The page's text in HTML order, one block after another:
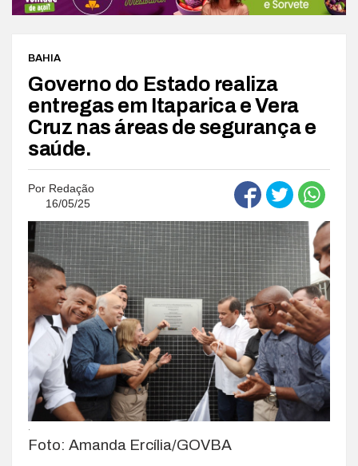
BAHIA
Governo do Estado realiza
entregas em Itaparica e Vera
Cruz nas áreas de segurança e
saúde.
Por Redação
16/05/25
Foto: Amanda Ercília/GOVBA